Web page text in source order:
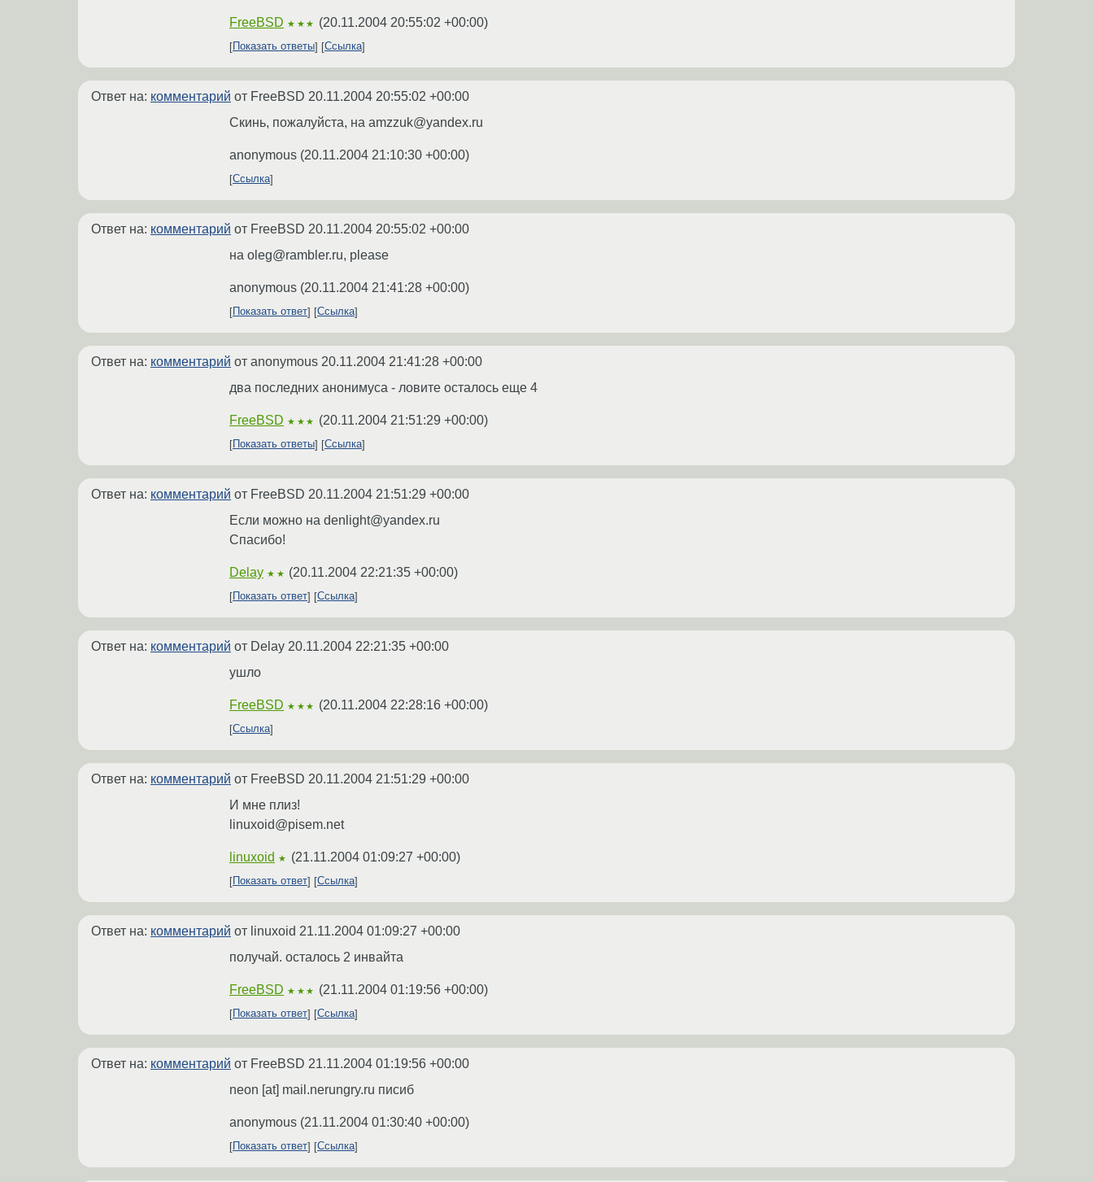
FreeBSD ★★★ (20.11.2004 20:55:02 +00:00)
Показать ответы Ссылка
Ответ на: комментарий от FreeBSD 20.11.2004 20:55:02 +00:00
Скинь, пожалуйста, на amzzuk@yandex.ru
anonymous (20.11.2004 21:10:30 +00:00)
Ссылка
Ответ на: комментарий от FreeBSD 20.11.2004 20:55:02 +00:00
на oleg@rambler.ru, please
anonymous (20.11.2004 21:41:28 +00:00)
Показать ответ Ссылка
Ответ на: комментарий от anonymous 20.11.2004 21:41:28 +00:00
два последних анонимуса - ловите осталось еще 4
FreeBSD ★★★ (20.11.2004 21:51:29 +00:00)
Показать ответы Ссылка
Ответ на: комментарий от FreeBSD 20.11.2004 21:51:29 +00:00
Если можно на denlight@yandex.ru
Спасибо!
Delay ★★ (20.11.2004 22:21:35 +00:00)
Показать ответ Ссылка
Ответ на: комментарий от Delay 20.11.2004 22:21:35 +00:00
ушло
FreeBSD ★★★ (20.11.2004 22:28:16 +00:00)
Ссылка
Ответ на: комментарий от FreeBSD 20.11.2004 21:51:29 +00:00
И мне плиз!
linuxoid@pisem.net
linuxoid ★ (21.11.2004 01:09:27 +00:00)
Показать ответ Ссылка
Ответ на: комментарий от linuxoid 21.11.2004 01:09:27 +00:00
получай. осталось 2 инвайта
FreeBSD ★★★ (21.11.2004 01:19:56 +00:00)
Показать ответ Ссылка
Ответ на: комментарий от FreeBSD 21.11.2004 01:19:56 +00:00
neon [at] mail.nerungry.ru писиб
anonymous (21.11.2004 01:30:40 +00:00)
Показать ответ Ссылка